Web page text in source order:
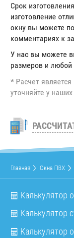
Срок
изготовление
окну вы можете
комментариях к
У нас вы можете
размеров и любой
* Расчет
уточняйте у
Главная Окна ПВХ
Калькулятор
Калькулятор
Калькулятор